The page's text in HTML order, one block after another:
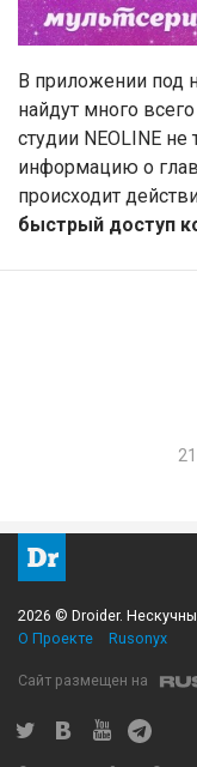
В приложении под
найдут много
студии NEOLINE
информацию о
происходит
быстрый доступ
2026 © Droider.
О Проекте
Rusonyx
Сайт размещен на